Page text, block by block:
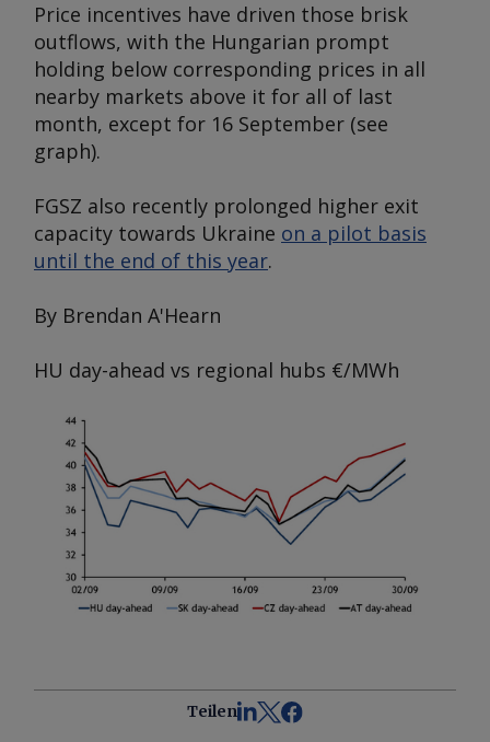
Price incentives have driven those brisk
outflows, with the Hungarian prompt
holding below corresponding prices in all
nearby markets above it for all of last
month, except for 16 September (see
graph).
FGSZ also recently prolonged higher exit
capacity towards Ukraine on a pilot basis
until the end of this year.
By Brendan A'Hearn
HU day-ahead vs regional hubs €/MWh
Teilen